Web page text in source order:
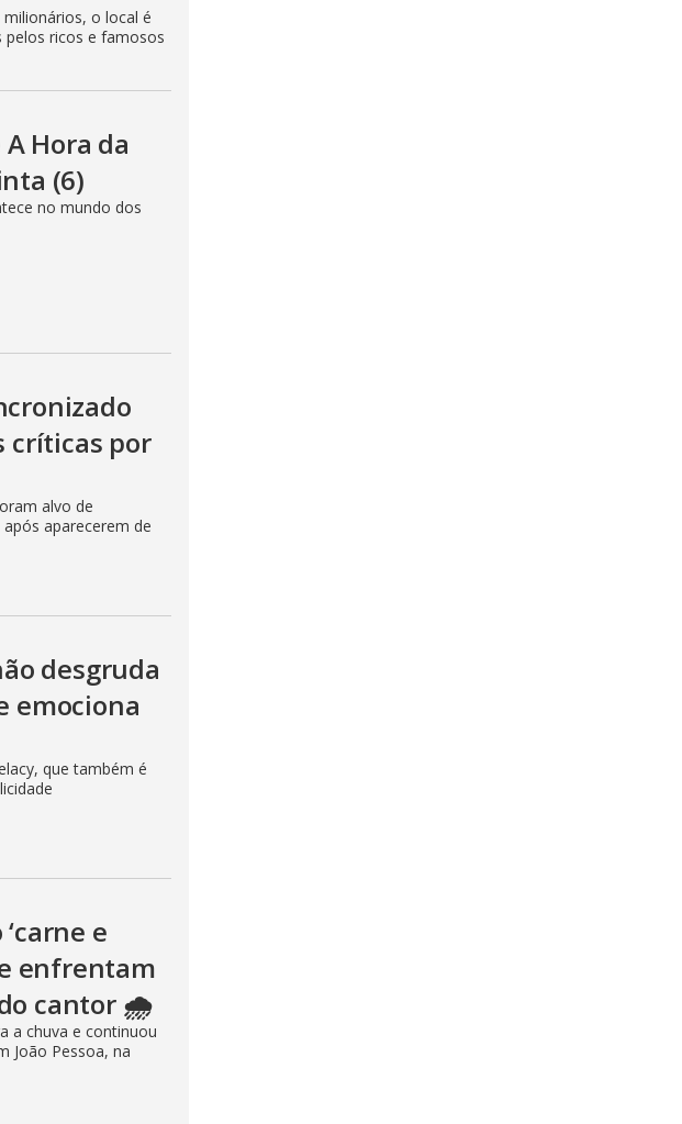
o local é
pelos ricos e famosos
Hora da
(6)
no mundo dos
críticas por
alvo de
aparecerem de
desgruda
emociona
que também é
e
e enfrentam
cantor 🌧️
a chuva e continuou
João Pessoa, na